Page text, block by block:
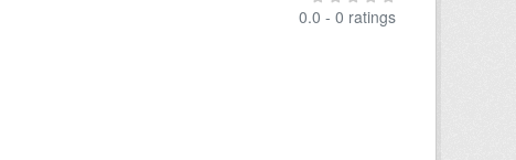
0.0 - 0 ratings